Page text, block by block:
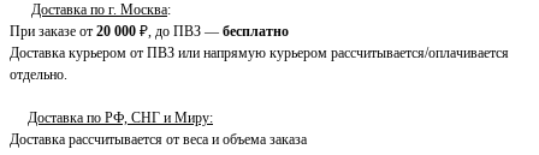
Доставка по г. Москва:
При заказе от 20 000 ₽, до ПВЗ — бесплатно
Доставка курьером от ПВЗ или напрямую курьером рассчитывается/оплачивается
отдельно.
Доставка по РФ, СНГ и Миру:
Доставка рассчитывается от веса и объема заказа